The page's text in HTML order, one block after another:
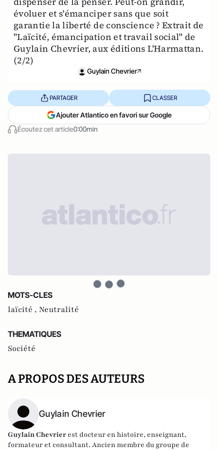
évoluer et s'émanciper sans que soit
garantie la liberté de conscience ? Extrait de
"Laïcité, émancipation et travail social" de
Guylain Chevrier, aux éditions L'Harmattan.
(2/2)
Guylain Chevrier
Écoutez cet article0:00min
PARTAGER CLASSER
Ajouter Atlantico en favori sur Google
MOTS-CLES
laïcité , Neutralité
THEMATIQUES
Société
A PROPOS DES AUTEURS
Guylain Chevrier
Guylain Chevrier est docteur en histoire, enseignant,
formateur et consultant. Ancien membre du groupe de